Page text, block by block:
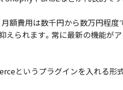
額費用は数千円から数万円程度
えられます。常に最新の機能が
というプラグインを入れる形式